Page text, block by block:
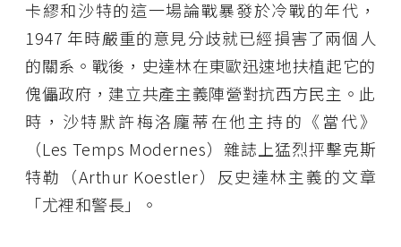
卡繆和沙特的這一場論戰暴發於冷戰的年代，
1947 年時嚴重的意見分歧就已經損害了兩個人
的關系。戰後，史達林在東歐迅速地扶植起它的
傀儡政府，建立共產主義陣營對抗西方民主。此
時，沙特默許梅洛龐蒂在他主持的《當代》
（Les Temps Modernes）雜誌上猛烈抨擊克斯
特勒（Arthur Koestler）反史達林主義的文章
「尤裡和警長」。